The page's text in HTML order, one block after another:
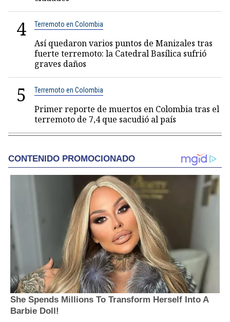
4 Terremoto en Colombia
Así quedaron varios puntos de Manizales tras
fuerte terremoto: la Catedral Basílica sufrió
graves daños
5 Terremoto en Colombia
Primer reporte de muertos en Colombia tras el
terremoto de 7,4 que sacudió al país